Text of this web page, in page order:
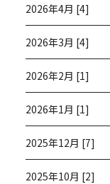
2026年4月 [4]
2026年3月 [4]
2026年2月 [1]
2026年1月 [1]
2025年12月 [7]
2025年10月 [2]